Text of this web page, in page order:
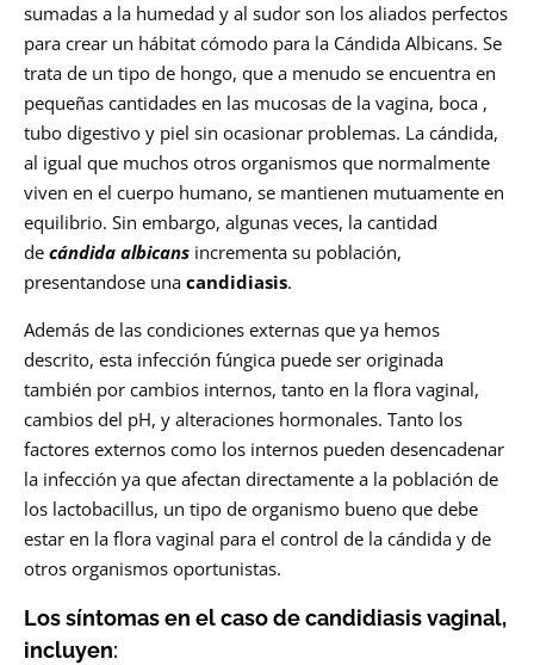
sumadas a la humedad y al sudor son los aliados perfectos
para crear un hábitat cómodo para la Cándida Albicans. Se
trata de un tipo de hongo, que a menudo se encuentra en
pequeñas cantidades en las mucosas de la vagina, boca ,
tubo digestivo y piel sin ocasionar problemas. La cándida,
al igual que muchos otros organismos que normalmente
viven en el cuerpo humano, se mantienen mutuamente en
equilibrio. Sin embargo, algunas veces, la cantidad
de cándida albicans incrementa su población,
presentandose una candidiasis.
Además de las condiciones externas que ya hemos
descrito, esta infección fúngica puede ser originada
también por cambios internos, tanto en la flora vaginal,
cambios del pH, y alteraciones hormonales. Tanto los
factores externos como los internos pueden desencadenar
la infección ya que afectan directamente a la población de
los lactobacillus, un tipo de organismo bueno que debe
estar en la flora vaginal para el control de la cándida y de
otros organismos oportunistas.
Los síntomas en el caso de candidiasis vaginal,
incluyen: